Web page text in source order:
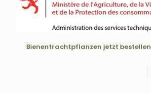
Bienentrachtpflanzen jetzt bestellen